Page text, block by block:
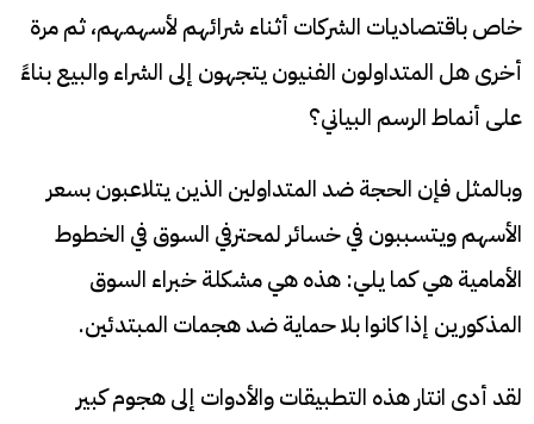
خاص باقتصاديات الشركات أثناء شرائهم لأسهمهم، ثم مرة
أخرى هل المتداولون الفنيون يتجهون إلى الشراء والبيع بناءً
على أنماط الرسم البياني؟
وبالمثل فإن الحجة ضد المتداولين الذين يتلاعبون بسعر
الأسهم ويتسببون في خسائر لمحترفي السوق في الخطوط
الأمامية هي كما يلي: هذه هي مشكلة خبراء السوق
المذكورين إذا كانوا بلا حماية ضد هجمات المبتدئين.
لقد أدى انتار هذه التطبيقات والأدوات إلى هجوم كبير